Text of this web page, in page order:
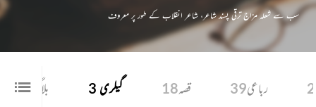
سب سے شعلہ مزاج ترقی پسند شاعر، شاعر انقلاب کے طور پر معروف
2 رباعی39 قصہ18 گیلری 3 بلاگ 1